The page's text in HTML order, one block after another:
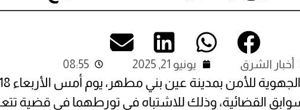
أخبار الشرق يونيو 21, 2025 08:55
وذلك للاشتباه في تورطهما في قضية تتعلق